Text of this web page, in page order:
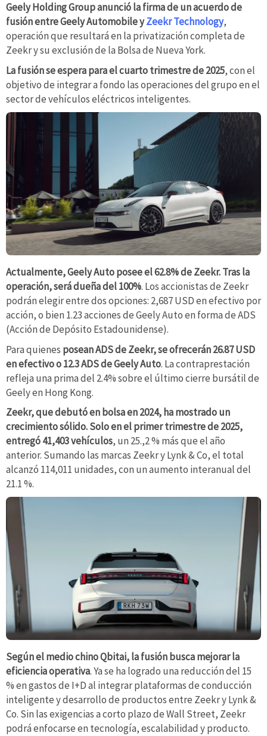
Geely Holding Group anunció la firma de un acuerdo de
fusión entre Geely Automobile yZeekr Technology,
operación que resultará en la privatización completa de
Zeekr y su exclusión de la Bolsa de Nueva York.
La fusión se espera para el cuarto trimestre de 2025, con el
objetivo de integrar a fondo las operaciones del grupo en el
sector de vehículos eléctricos inteligentes.
Actualmente, Geely Auto posee el 62.8% de Zeekr. Tras la
operación, será dueña del 100%. Los accionistas de Zeekr
podrán elegir entre dos opciones: 2,687 USD en efectivo por
acción, o bien 1.23 acciones de Geely Auto en forma de ADS
(Acción de Depósito Estadounidense).
Para quienes posean ADS de Zeekr, se ofrecerán 26.87 USD
en efectivo o 12.3 ADS de Geely Auto. La contraprestación
refleja una prima del 2.4% sobre el último cierre bursátil de
Geely en Hong Kong.
Zeekr, que debutó en bolsa en 2024, ha mostrado un
crecimiento sólido. Solo en el primer trimestre de 2025,
entregó 41,403 vehículos, un 25.,2 % más que el año
anterior. Sumando las marcas Zeekr y Lynk & Co, el total
alcanzó 114,011 unidades, con un aumento interanual del
21.1 %.
Según el medio chino Qbitai, la fusión busca mejorar la
eficiencia operativa. Ya se ha logrado una reducción del 15
% en gastos de I+D al integrar plataformas de conducción
inteligente y desarrollo de productos entre Zeekr y Lynk &
Co. Sin las exigencias a corto plazo de Wall Street, Zeekr
podrá enfocarse en tecnología, escalabilidad y producto.